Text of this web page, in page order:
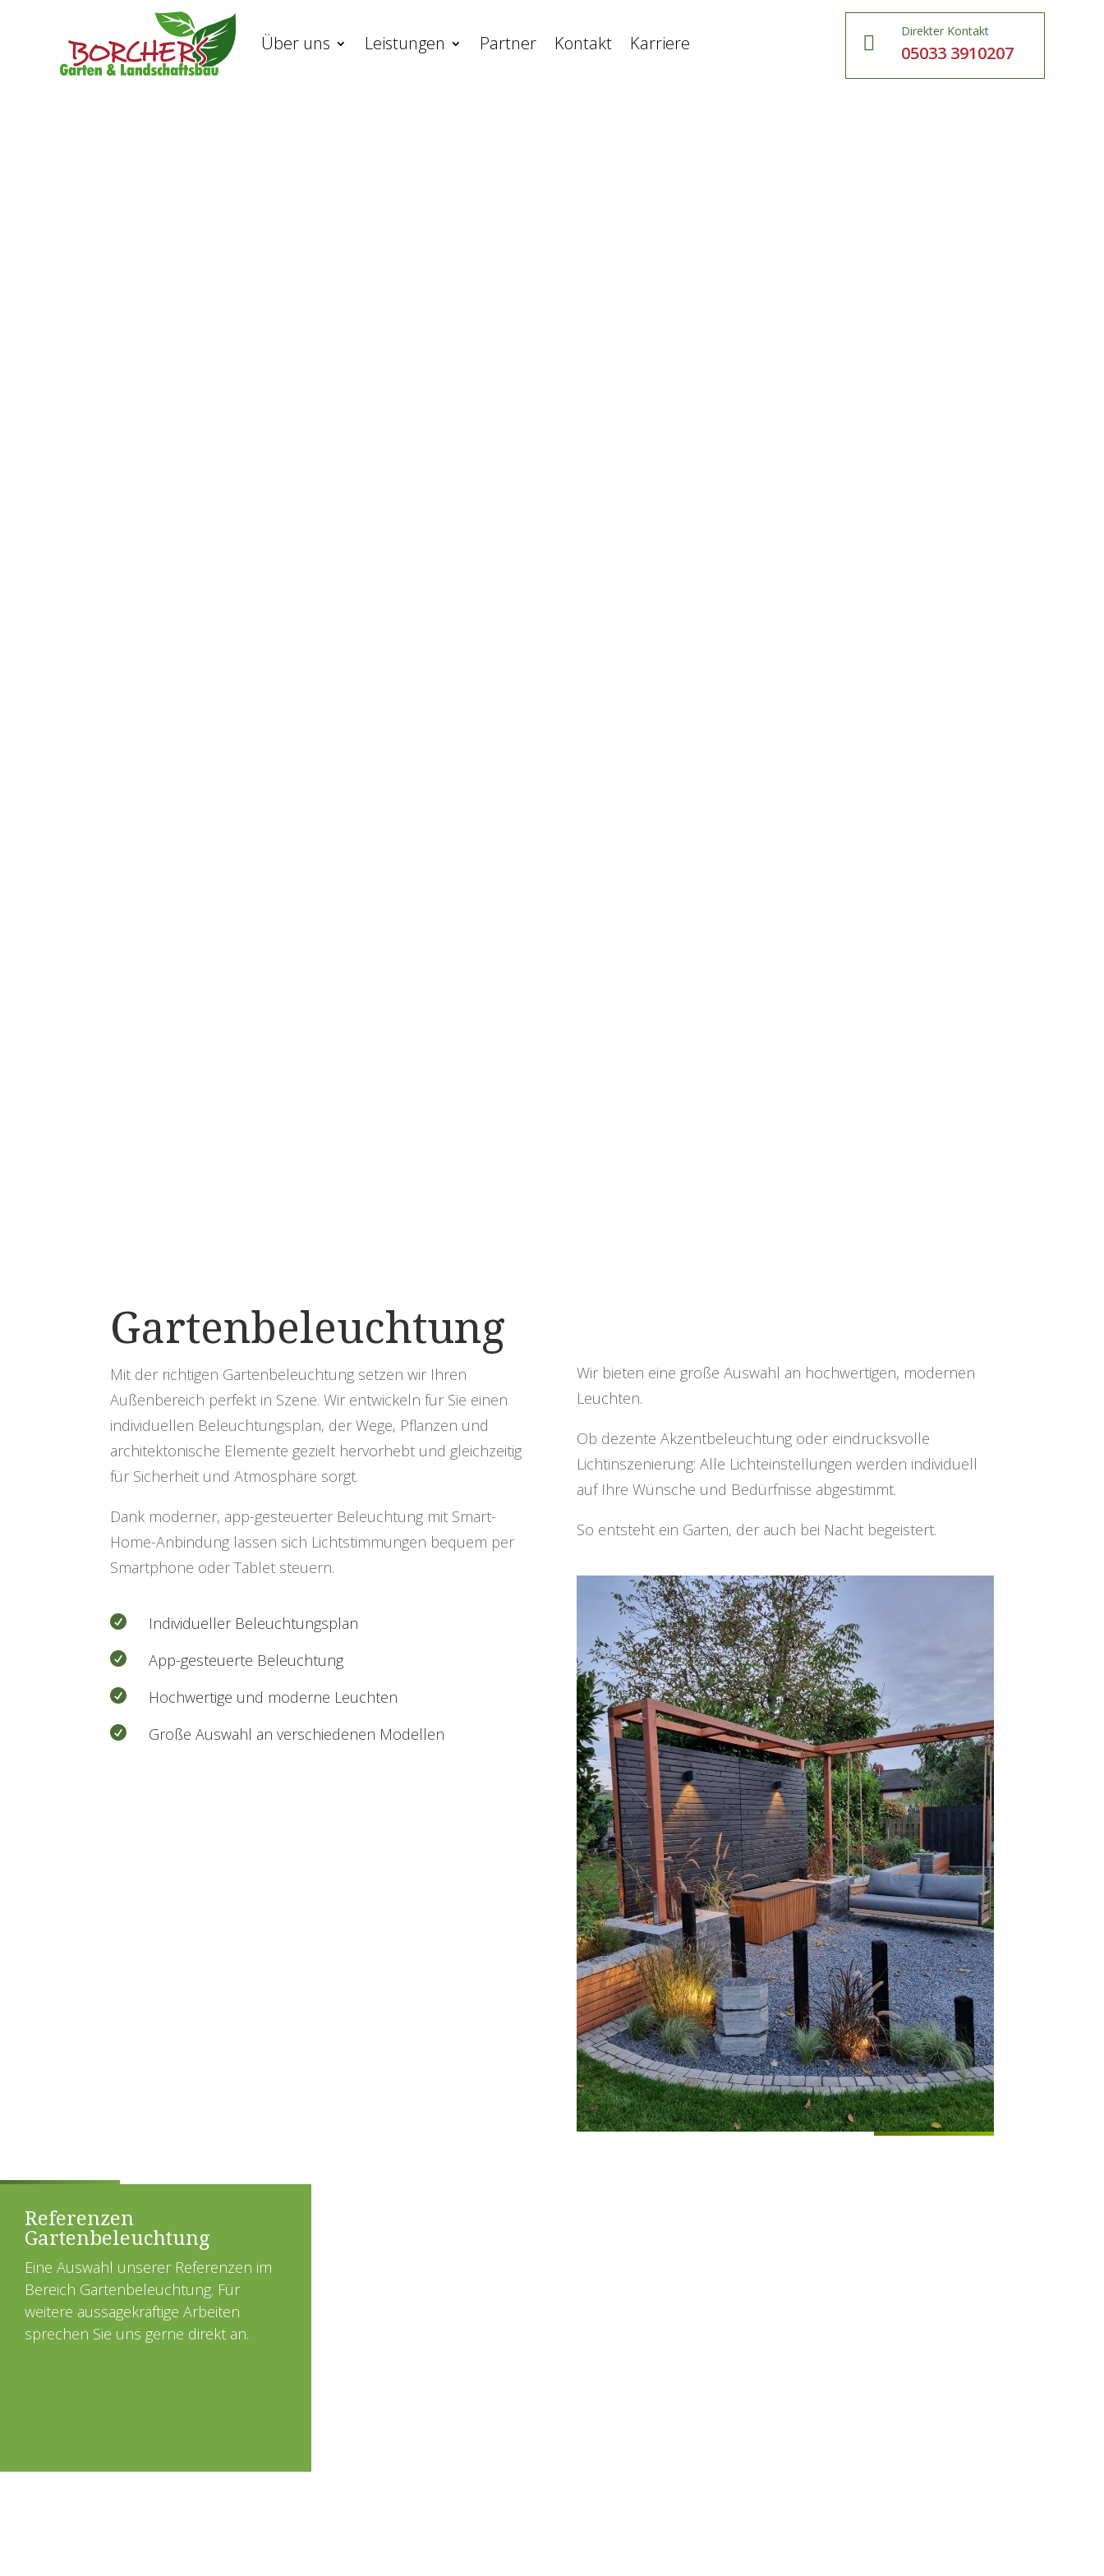
Über uns Leistungen Partner Kontakt Karriere 
Direkter Kontakt
05033 3910207
Gartenbeleuchtung
Mit der richtigen Gartenbeleuchtung setzen wir Ihren
Außenbereich perfekt in Szene. Wir entwickeln für Sie einen
individuellen Beleuchtungsplan, der Wege, Pflanzen und
architektonische Elemente gezielt hervorhebt und gleichzeitig
für Sicherheit und Atmosphäre sorgt.
Dank moderner, app-gesteuerter Beleuchtung mit Smart-
Home-Anbindung lassen sich Lichtstimmungen bequem per
Smartphone oder Tablet steuern.
 Individueller Beleuchtungsplan
 App-gesteuerte Beleuchtung
 Hochwertige und moderne Leuchten
 Große Auswahl an verschiedenen Modellen
Wir bieten eine große Auswahl an hochwertigen, modernen
Leuchten.
Ob dezente Akzentbeleuchtung oder eindrucksvolle
Lichtinszenierung: Alle Lichteinstellungen werden individuell
auf Ihre Wünsche und Bedürfnisse abgestimmt.
So entsteht ein Garten, der auch bei Nacht begeistert.
Referenzen
Gartenbeleuchtung
Eine Auswahl unserer Referenzen im
Bereich Gartenbeleuchtung. Für
weitere aussagekräftige Arbeiten
sprechen Sie uns gerne direkt an.